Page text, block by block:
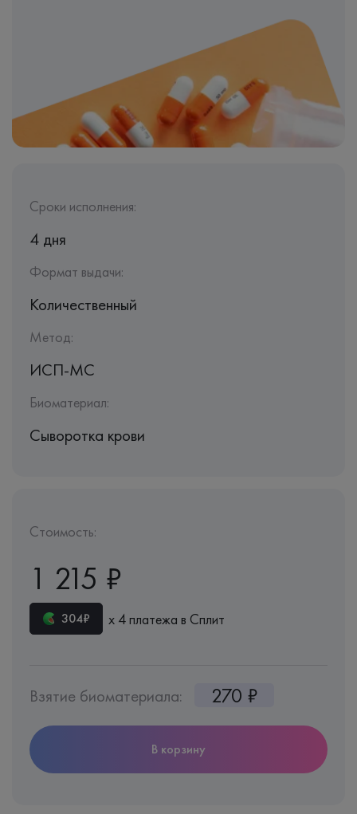
Сроки исполнения:
4 дня
Формат выдачи:
Количественный
Метод:
ИСП-МС
Биоматериал:
Сыворотка крови
Стоимость:
1 215 ₽
304₽ х 4 платежа в Сплит
Взятие биоматериала: 270 ₽
В корзину